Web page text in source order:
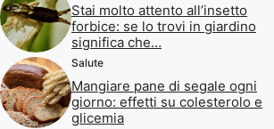
Stai molto attento all’insetto
forbice: se lo trovi in giardino
significa che…
Salute
Mangiare pane di segale ogni
giorno: effetti su colesterolo e
glicemia